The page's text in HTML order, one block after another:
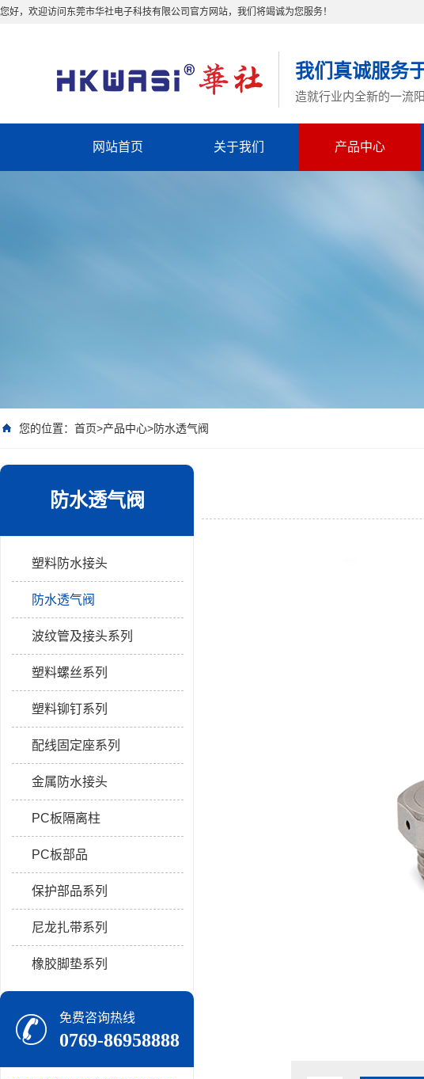
您好，欢迎访问东莞市华社电子科技有限公司官方网站，我们将竭诚为您服务！
我们真诚服务
造就行业内全新的一流
网站首页 关于我们 产品中心
您的位置： 首页>产品中心>防水透气阀
防水透气阀
塑料防水接头
防水透气阀
波纹管及接头系列
塑料螺丝系列
塑料铆钉系列
配线固定座系列
金属防水接头
PC板隔离柱
PC板部品
保护部品系列
尼龙扎带系列
橡胶脚垫系列
免费咨询热线
0769-86958888